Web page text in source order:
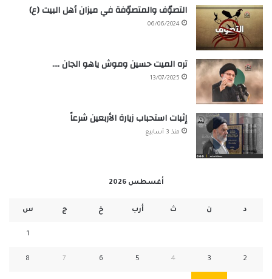
التصوّف والمتصوّفة في ميزان أهل البيت (ع)
06/06/2024
تره الميت حسين وموش ياهو الجان ….
13/07/2025
إثبات استحباب زيارة الأربعين شرعاً
منذ 3 أسابيع
أغسطس 2026
د ن ث أرب خ ج س
1
2
3
4
5
6
7
8